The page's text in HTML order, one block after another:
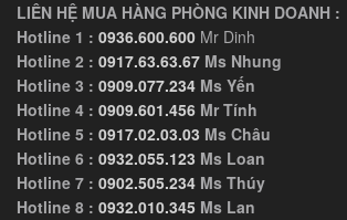
LIÊN HỆ MUA HÀNG PHÒNG KINH DOANH :
Hotline 1 : 0936.600.600 Mr Dinh
Hotline 2 : 0917.63.63.67 Ms Nhung
Hotline 3 : 0909.077.234 Ms Yến
Hotline 4 : 0909.601.456 Mr Tính
Hotline 5 : 0917.02.03.03 Ms Châu
Hotline 6 : 0932.055.123 Ms Loan
Hotline 7 : 0902.505.234 Ms Thúy
Hotline 8 : 0932.010.345 Ms Lan